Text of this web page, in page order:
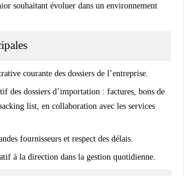
souhaitant évoluer dans un environnement
courante des dossiers de l’entreprise.
des dossiers d’importation : factures, bons de
list, en collaboration avec les services
fournisseurs et respect des délais.
à la direction dans la gestion quotidienne.